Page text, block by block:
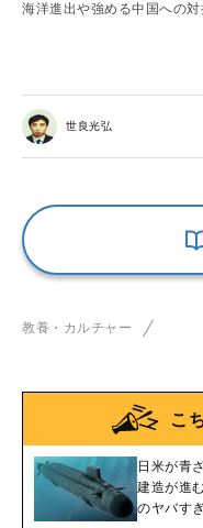
海洋進出や強める中国への対
世良光弘
教養・カルチャー
こ
日米が青
建造が進
のヤバす